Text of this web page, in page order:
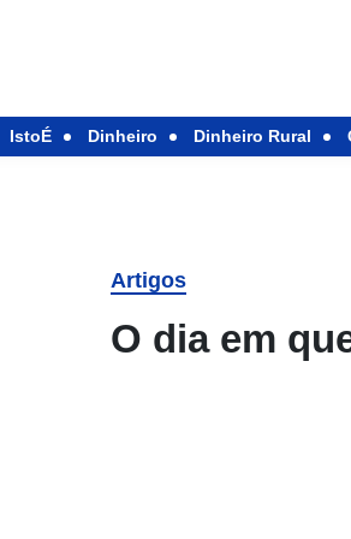
IstoÉ Dinheiro Dinheiro Rural
Artigos
O dia em